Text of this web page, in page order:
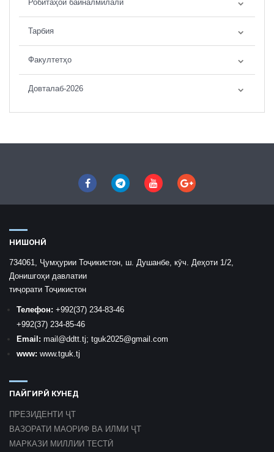
Робитаҳои байналмилалӣ
Тарбия
Факултетҳо
Довталаб-2026
НИШОНӢ
734061, Ҷумҳурии Тоҷикистон, ш. Душанбе, кӯч. Деҳоти 1/2,
Донишгоҳи давлатии
тиҷорати Тоҷикистон
Телефон: +992(37) 234-83-46
+992(37) 234-85-46
Email: mail @ddtt.tj; tguk2025@gmail.com
www: www.tguk.tj
ПАЙГИРӢ КУНЕД
ПРЕЗИДЕНТИ ҶТ
ВАЗОРАТИ МАОРИФ ВА ИЛМИ ҶТ
МАРКАЗИ МИЛЛИИ ТЕСТӢ